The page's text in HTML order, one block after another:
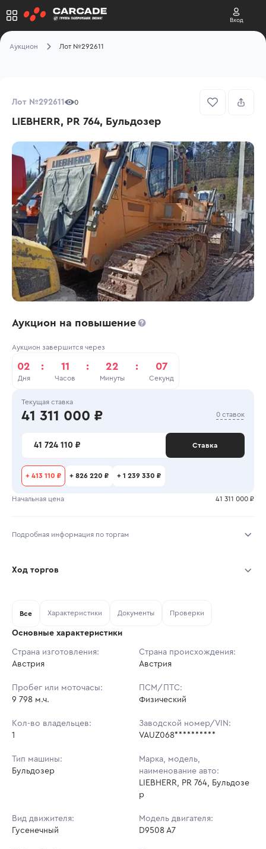
Вход
Аукцион Лот №292611
Лот №292611 0
LIEBHERR, PR 764, Бульдозер
Аукцион на повышение
Аукцион завершится через
02
Дня
: 11
Часов
: 22
Минуты
: 07
Секунд
Текущая ставка
41 311 000 ₽ 0 ставок
41 724 110 ₽ Ставка
+ 413 110 ₽ + 826 220 ₽ + 1 239 330 ₽
Начальная цена 41 311 000 ₽
Подробная информация по торгам
Тип аукциона: Открытые торги
Шаг торгов: 413 110 ₽
Кол-во ставок:
Ход торгов
Ставок не найдено
в аукционах
Все Характеристики Документы Проверки
Основные характеристики
Страна изготовления:
Австрия
Страна происхождения:
Австрия
Пробег или моточасы:
9 798 м.ч.
ПСМ/ПТС:
Физический
Кол-во владельцев:
1
Заводской номер/VIN:
VAUZ068**********
Тип машины:
Бульдозер
Марка, модель,
наименование авто:
LIEBHERR, PR 764, Бульдозе
р
Вид движителя:
Гусенечный
Модель двигателя:
D9508 A7